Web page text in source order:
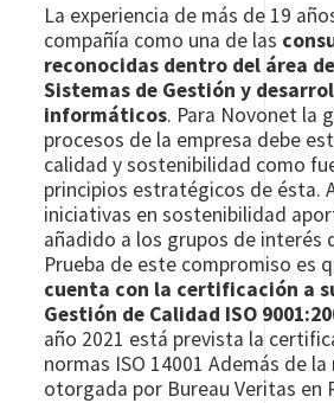
La experiencia de más de 19
compañía como una de las
reconocidas dentro del área
Sistemas de Gestión y
informáticos. Para Novonet la
procesos de la empresa debe
calidad y sostenibilidad como
principios estratégicos de ésta.
iniciativas en sostenibilidad
añadido a los grupos de interés
Prueba de este compromiso es
cuenta con la certificación a
Gestión de Calidad ISO
año 2021 está prevista la
normas ISO 14001 Además de
otorgada por Bureau Veritas en